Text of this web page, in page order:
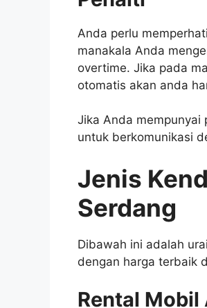
Anda perlu
manakala Anda
overtime. Jika pada
otomatis akan anda
Jika Anda mempunyai
untuk berkomunikasi
Jenis
Serdang
Dibawah ini adalah
dengan harga terbaik
Rental Mobil